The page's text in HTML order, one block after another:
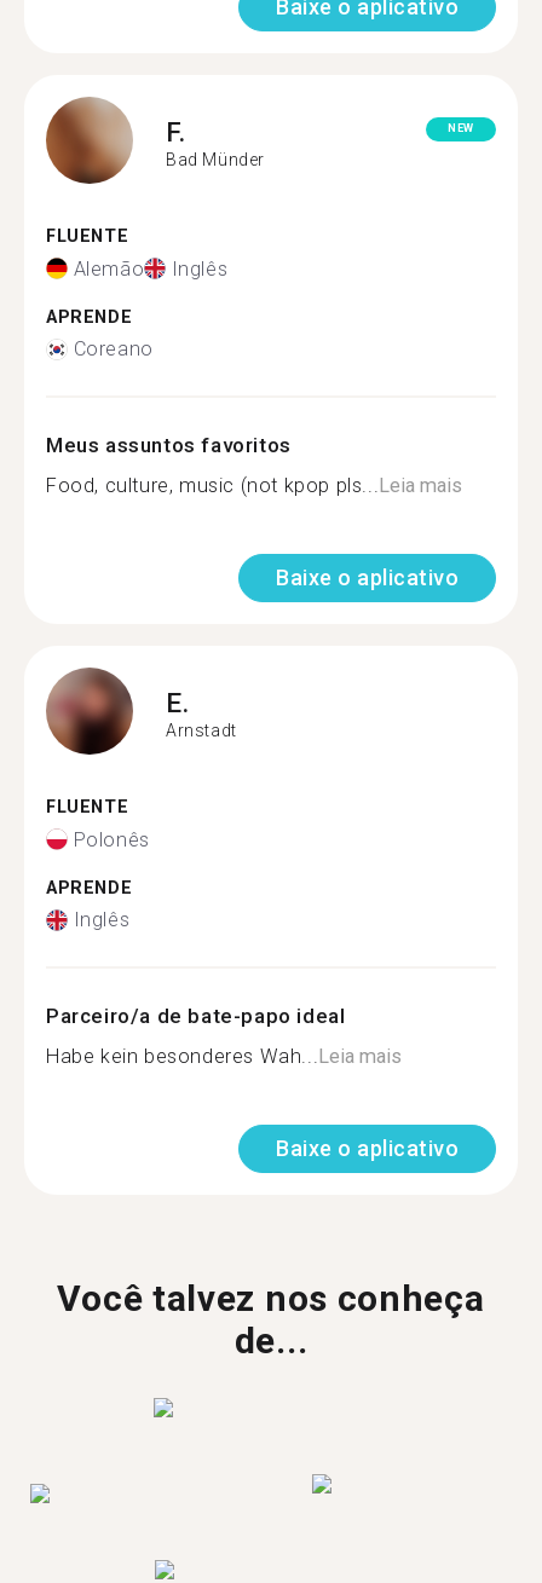
Baixe o aplicativo
F.
Bad Münder
NEW
FLUENTE
Alemão Inglês
APRENDE
Coreano
Meus assuntos favoritos
Food, culture, music (not kpop pls...Leia mais
Baixe o aplicativo
E.
Arnstadt
FLUENTE
Polonês
APRENDE
Inglês
Parceiro/a de bate-papo ideal
Habe kein besonderes Wah...Leia mais
Baixe o aplicativo
Você talvez nos conheça
de...